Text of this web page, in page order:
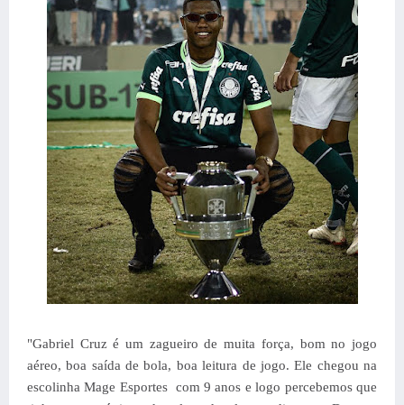
"Gabriel Cruz é um zagueiro de muita força, bom no jogo
aéreo, boa saída de bola, boa leitura de jogo. Ele chegou na
escolinha Mage Esportes com 9 anos e logo percebemos que